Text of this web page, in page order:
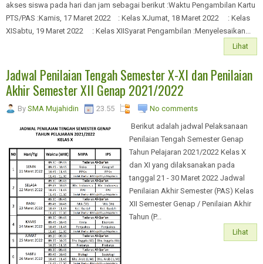
akses siswa pada hari dan jam sebagai berikut :Waktu Pengambilan Kartu
PTS/PAS :Kamis, 17 Maret 2022 : Kelas XJumat, 18 Maret 2022 : Kelas
XISabtu, 19 Maret 2022 : Kelas XIISyarat Pengambilan :Menyelesaikan...
Lihat
Jadwal Penilaian Tengah Semester X-XI dan Penilaian
Akhir Semester XII Genap 2021/2022
By SMA Mujahidin 23.55
No comments
Berikut adalah jadwal Pelaksanaan
Penilaian Tengah Semester Genap
Tahun Pelajaran 2021/2022 Kelas X
dan XI yang dilaksanakan pada
tanggal 21 - 30 Maret 2022 Jadwal
Penilaian Akhir Semester (PAS) Kelas
XII Semester Genap / Penilaian Akhir
Tahun (P...
Lihat